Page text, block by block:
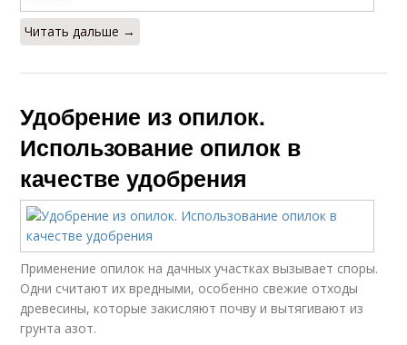
Читать дальше →
Удобрение из опилок.
Использование опилок в
качестве удобрения
Применение опилок на дачных участках вызывает споры.
Одни считают их вредными, особенно свежие отходы
древесины, которые закисляют почву и вытягивают из
грунта азот.